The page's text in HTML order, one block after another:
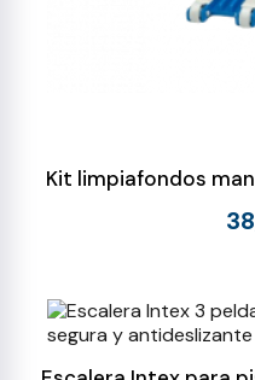
Kit limpiafondos